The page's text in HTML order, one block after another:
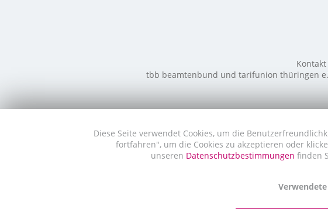
Kontakt
tbb beamtenbund und tarifunion thüringen
Diese Seite verwendet Cookies, um die
fortfahren", um die Cookies zu akzeptieren oder
unseren Datenschutzbestimmungen finden